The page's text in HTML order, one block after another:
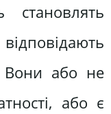
становлять
Вони або не
або є